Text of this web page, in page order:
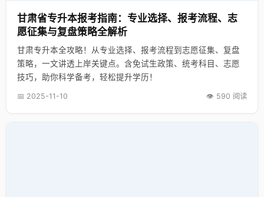
甘肃省专升本报考指南：专业选择、报考流程、志
愿征集与复盘策略全解析
甘肃专升本全攻略！从专业选择、报考流程到志愿征集、复盘
策略，一文讲透上岸关键点。含免试生政策、统考科目、志愿
技巧，助你科学备考，轻松提升学历！
📅 2025-11-10 👁️ 590 阅读